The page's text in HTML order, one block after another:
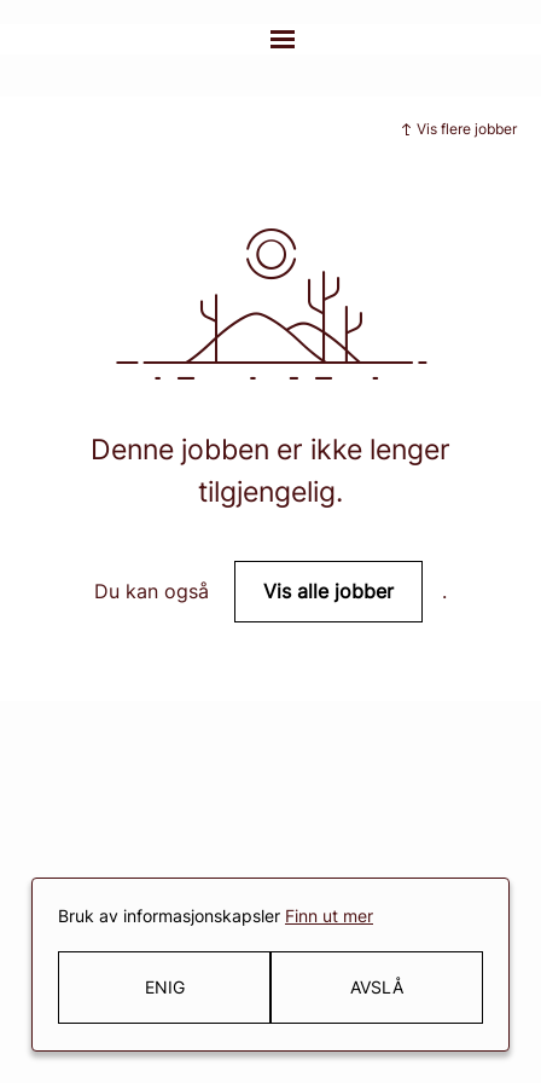
Vis flere jobber
Denne jobben er ikke lenger
tilgjengelig.
Du kan også Vis alle jobber .
Bruk av informasjonskapsler Finn ut mer
ENIG AVSLÅ